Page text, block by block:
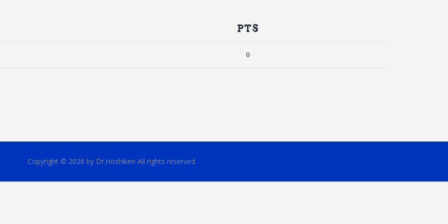
PTS
0
Copyright © 2026 by Dr.Hoshiken All rights reserved.